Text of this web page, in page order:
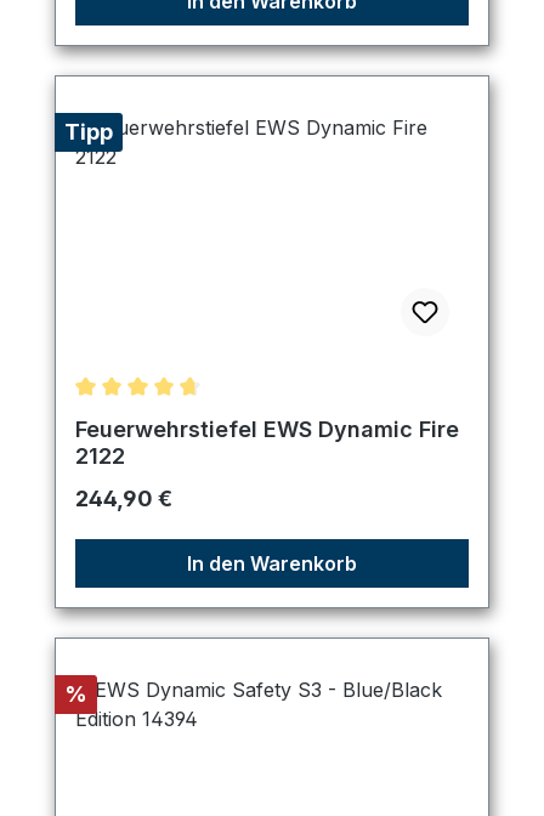
Tipp
Durchschnittliche Bewertung von 4.86 von 5
Feuerwehrstiefel EWS Dynamic Fire
2122
Regulärer Preis:
244,90 €
In den Warenkorb
Rabatt
%